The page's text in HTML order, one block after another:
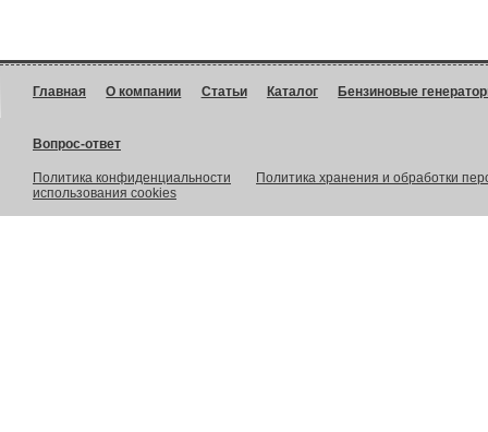
Главная О компании Статьи Каталог Бензиновые
Вопрос-ответ
Политика конфиденциальности
Политика хранения и обработки
использования cookies